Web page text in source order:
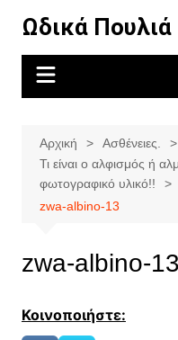
περιεχόμενο
Ωδικά Πουλιά
Αρχική
Ασθένειες.
Τι είναι ο αλφισμός ή
φωτογραφικό υλικό!!
zwa-albino-13
zwa-albino-13
Κοινοποιήστε: